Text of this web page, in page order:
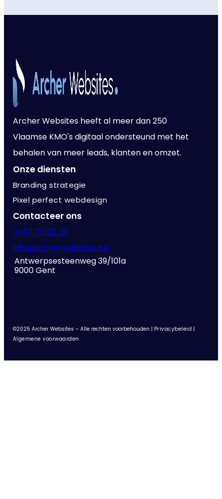
Archer Websites heeft al meer dan 250
Vlaamse KMO's digitaal ondersteund met het
behalen van meer leads, klanten en omzet.
Onze diensten
Branding strategie
Pixel perfect webdesign
Contacteer ons
0497 70 00 36
info@archerwebsites.be
Antwerpsesteenweg 39/101a
9000 Gent
©2025 Archer Websites – Alle rechten voorbehouden | Privacybeleid |
Algemene voorwaarden